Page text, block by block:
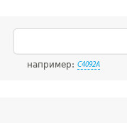
например: C4092A